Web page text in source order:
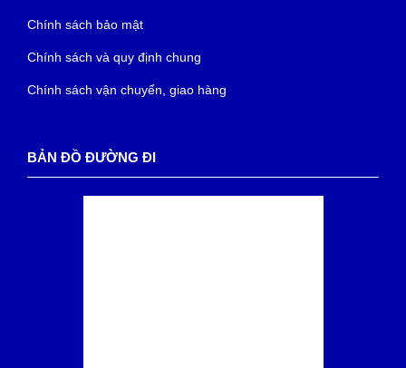
Chính sách bảo mật
Chính sách và quy định chung
Chính sách vận chuyển, giao hàng
BẢN ĐỒ ĐƯỜNG ĐI